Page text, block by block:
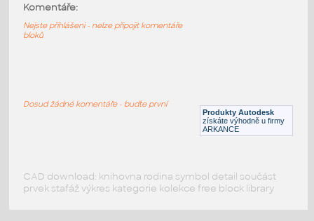
DWG Konstrukční detaily
RVT Stěny
Produkty Autodesk
získáte výhodně u firmy
ARKANCE
Komentáře:
Nejste přihlášeni - nelze připojit komentáře
bloků
Dosud žádné komentáře - buďte první
CAD download: knihovna rodina symbol detail součást
prvek stafáž výkres kategorie kolekce free block library